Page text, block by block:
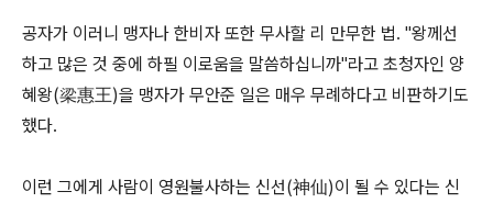
공자가 이러니 맹자나 한비자 또한 무사할 리 만무한 법. "왕께선
하고 많은 것 중에 하필 이로움을 말씀하십니까"라고 초청자인 양
혜왕(梁惠王)을 맹자가 무안준 일은 매우 무례하다고 비판하기도
했다.
이런 그에게 사람이 영원불사하는 신선(神仙)이 될 수 있다는 신